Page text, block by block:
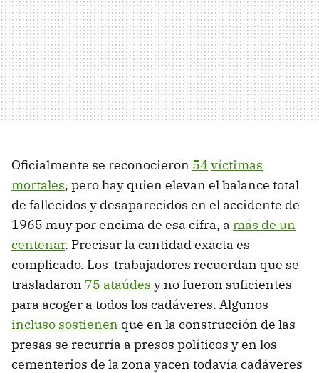
Oficialmente se reconocieron 54 víctimas
mortales, pero hay quien elevan el balance total
de fallecidos y desaparecidos en el accidente de
1965 muy por encima de esa cifra, a más de un
centenar. Precisar la cantidad exacta es
complicado. Los trabajadores recuerdan que se
trasladaron 75 ataúdes y no fueron suficientes
para acoger a todos los cadáveres. Algunos
incluso sostienen que en la construcción de las
presas se recurría a presos políticos y en los
cementerios de la zona yacen todavía cadáveres